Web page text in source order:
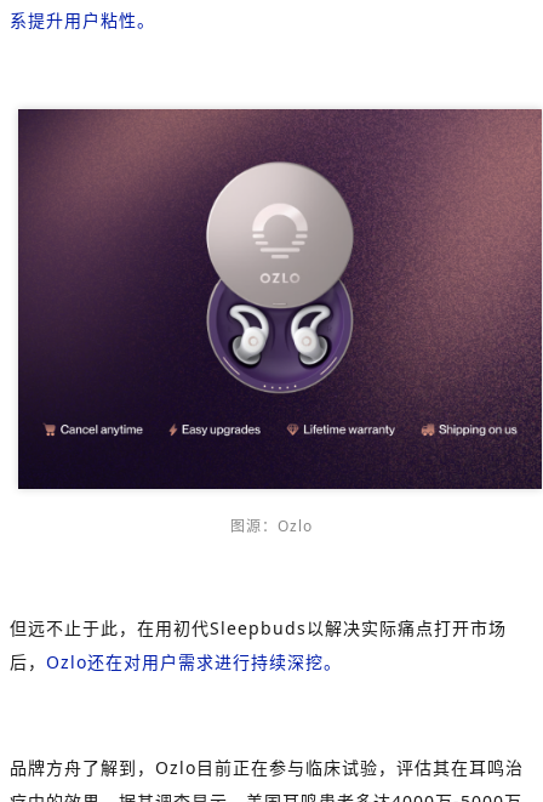
系提升用户粘性。
图源：Ozlo
但远不止于此，在用初代Sleepbuds以解决实际痛点打开市场
后， Ozlo还在对用户需求进行持续深挖。
品牌方舟了解到，Ozlo目前正在参与临床试验，评估其在耳鸣治